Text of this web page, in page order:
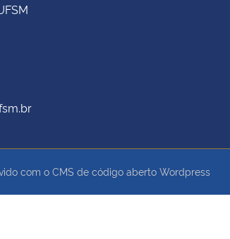
com o CMS de código aberto Wordpress